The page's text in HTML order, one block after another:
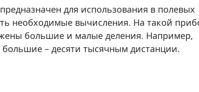
специальным
Лазерные дальномеры
Штативы
Сумки, кейсы, чехлы
для использования в полевых
необходимые вычисления. На такой
большие и малые деления. Например,
– десяти тысячным дистанции.